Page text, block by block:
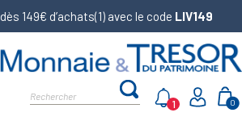
dès 149€ d’achats(1) avec le code LIV149
0
1